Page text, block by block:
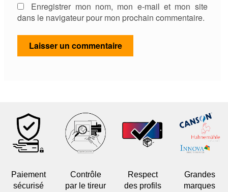
Enregistrer mon nom, mon e-mail et mon site
dans le navigateur pour mon prochain commentaire.
Paiement
sécurisé
Contrôle
par le tireur
Respect
des profils
Grandes
marques